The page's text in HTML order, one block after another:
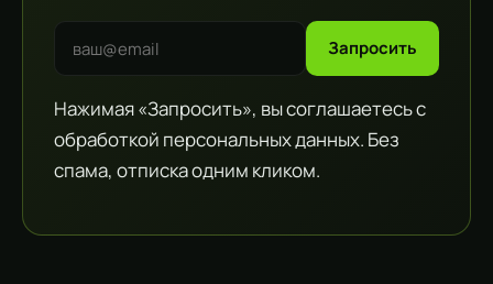
Запросить
Нажимая «Запросить», вы соглашаетесь с
обработкой персональных данных. Без
спама, отписка одним кликом.